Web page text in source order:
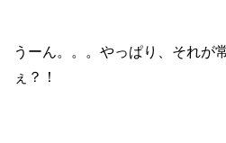
うーん。。。やっぱり、それが
ぇ？！